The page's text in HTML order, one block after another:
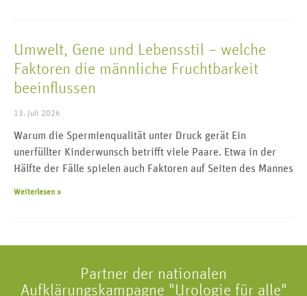
Umwelt, Gene und Lebensstil – welche
Faktoren die männliche Fruchtbarkeit
beeinflussen
13. Juli 2026
Warum die Spermienqualität unter Druck gerät Ein
unerfüllter Kinderwunsch betrifft viele Paare. Etwa in der
Hälfte der Fälle spielen auch Faktoren auf Seiten des Mannes
Weiterlesen »
Partner der nationalen
Aufklärungskampagne "Urologie für alle"